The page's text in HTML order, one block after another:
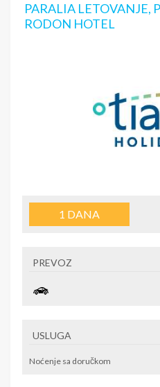
PARALIA LETOVANJE,
RODON HOTEL
1 DANA
PREVOZ
USLUGA
Noćenje sa doručkom